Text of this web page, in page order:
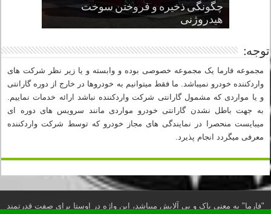
چگونگی ذخیره و فروختن سوخت
هیدروژنی
قدرتمندترین ماسل کارها یا خودروهای
عضلانی امریکایی
چرا نمک باعث خوردگی خودرو می شود؟
پنج کابین جذاب سال های اخیر صنعت
خودروسازی
از صفر تا صد طراحی خودرو قسمت
سوم
توجه:
مجموعه فارما یک مجموعه خصوصی بوده و وابسته و یا زیر نظر شرکت های
واردکننده خودرو نمیباشد. ما فقط میتوانیم به خودروها در خارج از دوره گارانتی
و یا مواردی که مشمول گارانتی شرکت واردکننده نباشد ارائه خدمات نماییم.
به جهت باطل نشدن گارانتی خودرو مواردی مانند سرویس های دوره ای
میبایست منحصرا در نمایندگی های مجاز خودرو که توسط شرکت واردکننده
معرفی میگردد انجام پذیرد.
"فارما" به معنی پاک و بی آلایش میباشد، این واژه در اوستا برای صفت قدرتمند